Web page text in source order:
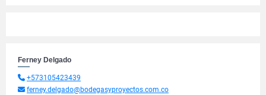
Ferney Delgado
+573105423439
ferney.delgado@bodegasyproyectos.com.co